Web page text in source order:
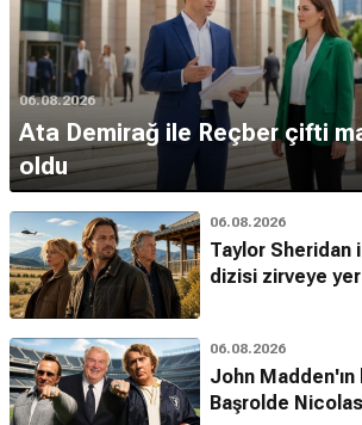
06.08.2026
Ata Demirağ ile Reçber çifti
oldu
06.08.2026
Taylor Sheridan
dizisi zirveye
06.08.2026
John Madden'ın
Başrolde